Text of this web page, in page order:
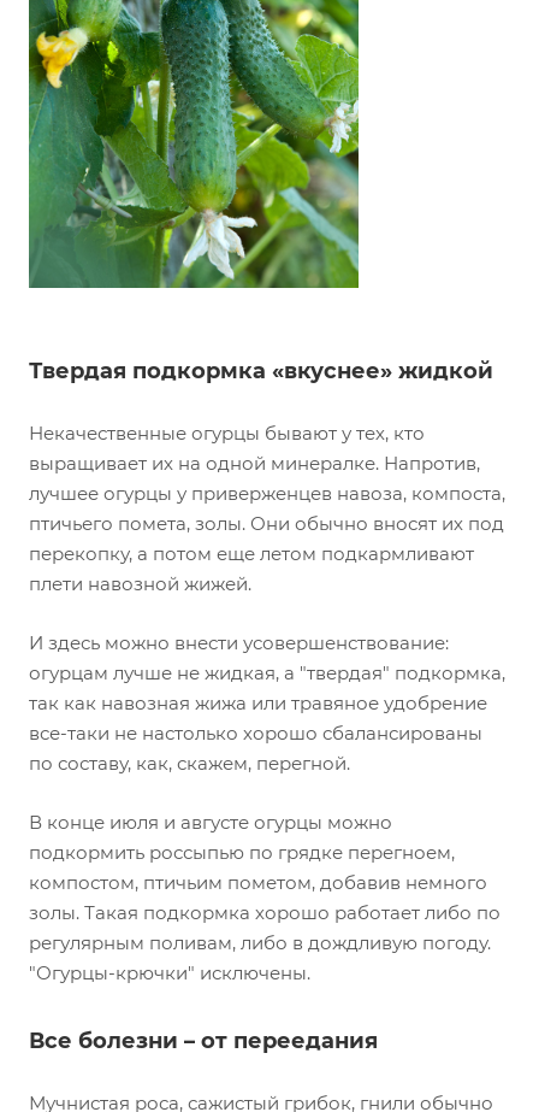
Твердая подкормка «вкуснее» жидкой
Некачественные огурцы бывают у тех, кто
выращивает их на одной минералке. Напротив,
лучшее огурцы у приверженцев навоза, компоста,
птичьего помета, золы. Они обычно вносят их под
перекопку, а потом еще летом подкармливают
плети навозной жижей.
И здесь можно внести усовершенствование:
огурцам лучше не жидкая, а "твердая" подкормка,
так как навозная жижа или травяное удобрение
все-таки не настолько хорошо сбалансированы
по составу, как, скажем, перегной.
В конце июля и августе огурцы можно
подкормить россыпью по грядке перегноем,
компостом, птичьим пометом, добавив немного
золы. Такая подкормка хорошо работает либо по
регулярным поливам, либо в дождливую погоду.
"Огурцы-крючки" исключены.
Все болезни – от переедания
Мучнистая роса, сажистый грибок, гнили обычно